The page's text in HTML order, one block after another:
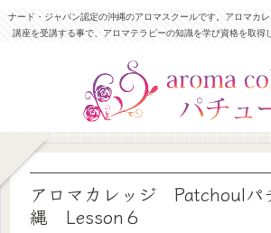
ナード・ジャパン認定の沖縄のアロマスクールです。アロマカ
講座を受講する事で、アロマテラピーの知識を学び資格を取得
アロマカレッジ Patchoulパ
縄 Lesson６